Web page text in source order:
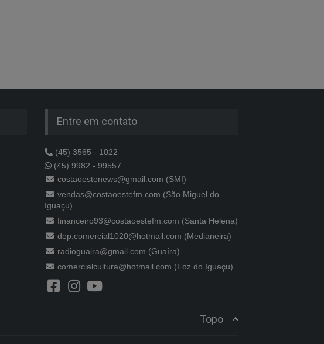
Entre em contato
(45) 3565 - 1022
(45) 9982 - 99557
costaoestenews@gmail.com (SMI)
vendas@costaoestefm.com (São Miguel do
Iguaçu)
financeiro93@costaoestefm.com (Santa Helena)
dep.comercial1020@hotmail.com (Medianeira)
radioguaira@gmail.com (Guaíra)
comercialcultura@hotmail.com (Foz do Iguaçu)
Topo